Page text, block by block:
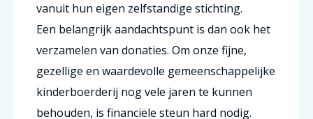
vanuit hun eigen zelfstandige stichting.
Een belangrijk aandachtspunt is dan ook het
verzamelen van donaties. Om onze fijne,
gezellige en waardevolle gemeenschappelijke
kinderboerderij nog vele jaren te kunnen
behouden, is financiële steun hard nodig.